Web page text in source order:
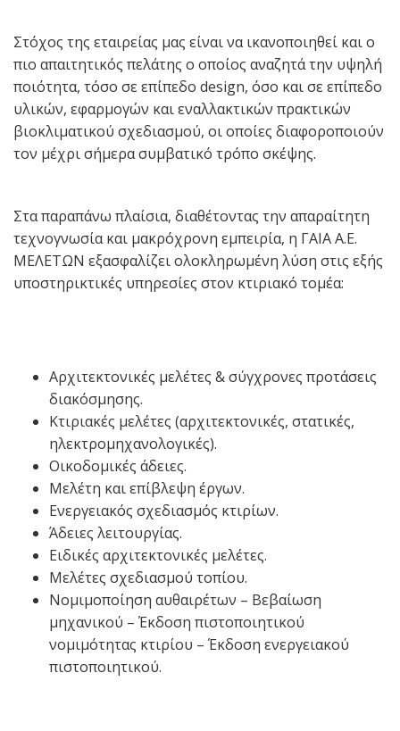
Στόχος της εταιρείας μας είναι να ικανοποιηθεί και ο
πιο απαιτητικός πελάτης ο οποίος αναζητά την υψηλή
ποιότητα, τόσο σε επίπεδο design, όσο και σε επίπεδο
υλικών, εφαρμογών και εναλλακτικών πρακτικών
βιοκλιματικού σχεδιασμού, οι οποίες διαφοροποιούν
τον μέχρι σήμερα συμβατικό τρόπο σκέψης.
Στα παραπάνω πλαίσια, διαθέτοντας την απαραίτητη
τεχνογνωσία και μακρόχρονη εμπειρία, η ΓΑΙΑ Α.Ε.
ΜΕΛΕΤΩΝ εξασφαλίζει ολοκληρωμένη λύση στις εξής
υποστηρικτικές υπηρεσίες στον κτιριακό τομέα:
Αρχιτεκτονικές μελέτες & σύγχρονες προτάσεις
διακόσμησης.
Κτιριακές μελέτες (αρχιτεκτονικές, στατικές,
ηλεκτρομηχανολογικές).
Οικοδομικές άδειες.
Μελέτη και επίβλεψη έργων.
Ενεργειακός σχεδιασμός κτιρίων.
Άδειες λειτουργίας.
Ειδικές αρχιτεκτονικές μελέτες.
Μελέτες σχεδιασμού τοπίου.
Νομιμοποίηση αυθαιρέτων – Βεβαίωση
μηχανικού – Έκδοση πιστοποιητικού
νομιμότητας κτιρίου – Έκδοση ενεργειακού
πιστοποιητικού.